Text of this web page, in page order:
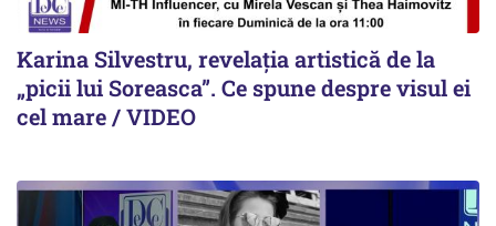
Karina Silvestru, revelația artistică de la
„picii lui Soreasca”. Ce spune despre visul ei
cel mare / VIDEO